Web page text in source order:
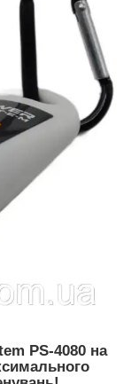
PS-4080 на